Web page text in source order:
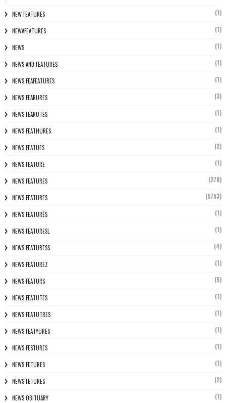
NEW FEATURES (1)
NEWAFEATURES (1)
NEWS (1)
NEWS AND FEATURES (1)
NEWS FEAFEATURES (1)
NEWS FEARURES (3)
NEWS FEARUTES (1)
NEWS FEATHURES (1)
NEWS FEATUES (2)
NEWS FEATURE (1)
NEWS FEATURES (278)
NEWS FEATURES (5753)
NEWS FEATURÈS (1)
NEWS FEATURESL (1)
NEWS FEATURESS (4)
NEWS FEATUREZ (1)
NEWS FEATURS (5)
NEWS FEATUTES (1)
NEWS FEATUTRES (1)
NEWS FEATYURES (1)
NEWS FESTURES (1)
NEWS FETURES (1)
NEWS FETURES (2)
NEWS OBITUARY (1)